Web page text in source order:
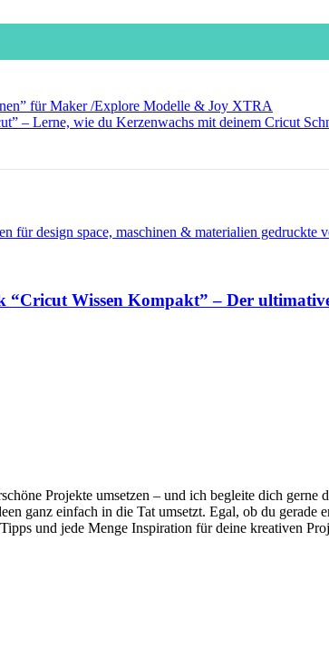
für Maker /Explore Modelle & Joy XTRA
– Lerne, wie du Kerzenwachs mit deinem Cricut
Wissen Kompakt” – Der
Projekte umsetzen – und ich begleite dich
ganz einfach in die Tat umsetzt. Egal, ob du
und jede Menge Inspiration für deine kreativen